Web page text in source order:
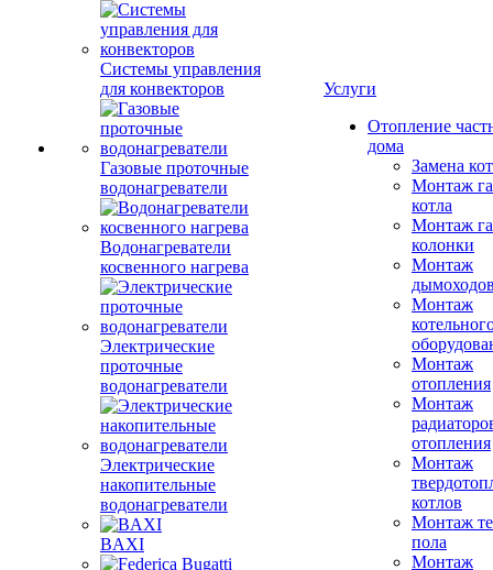
Системы управления
для конвекторов
Газовые проточные
водонагреватели
Водонагреватели
косвенного нагрева
Электрические
проточные
водонагреватели
Электрические
накопительные
водонагреватели
BAXI
Услуги
Отопление
дома
Замена
Монтаж
котла
Монтаж
колонки
Монтаж
Монтаж
Монтаж
отопления
Монтаж
отопления
Монтаж
котлов
Монтаж
пола
Монтаж